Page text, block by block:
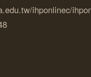
ihponlinec/